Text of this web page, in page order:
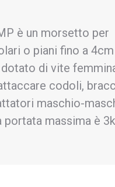
è un morsetto per
o piani fino a
dotato di vite
codoli,
maschio-
portata massima è